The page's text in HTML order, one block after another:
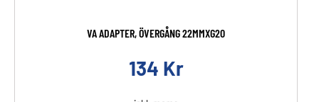
VA ADAPTER, ÖVERGÅNG 22MMXG20
134 Kr